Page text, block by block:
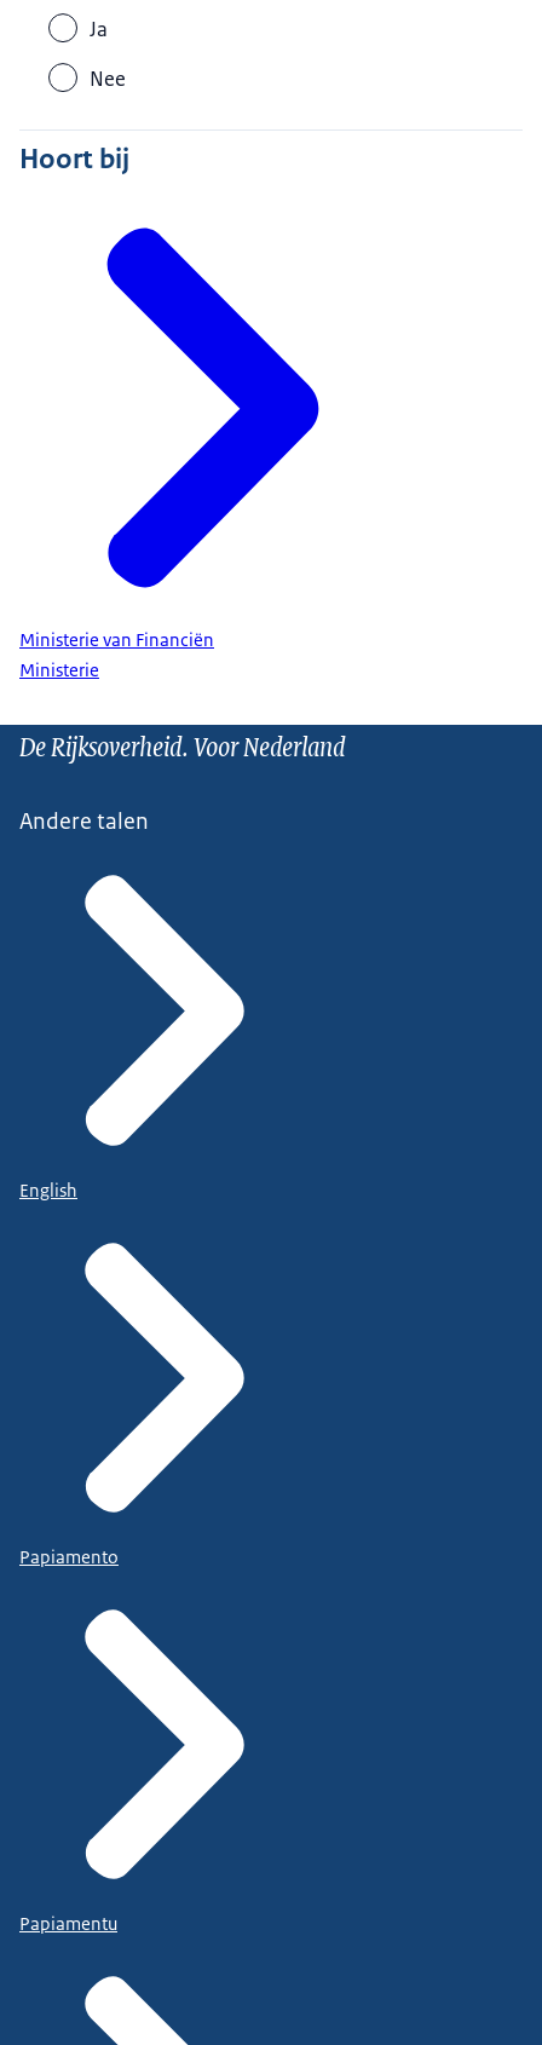
Ja
Nee
Hoort bij
Ministerie van Financiën
Ministerie
De Rijksoverheid. Voor Nederland
Andere talen
English
Papiamento
Papiamentu